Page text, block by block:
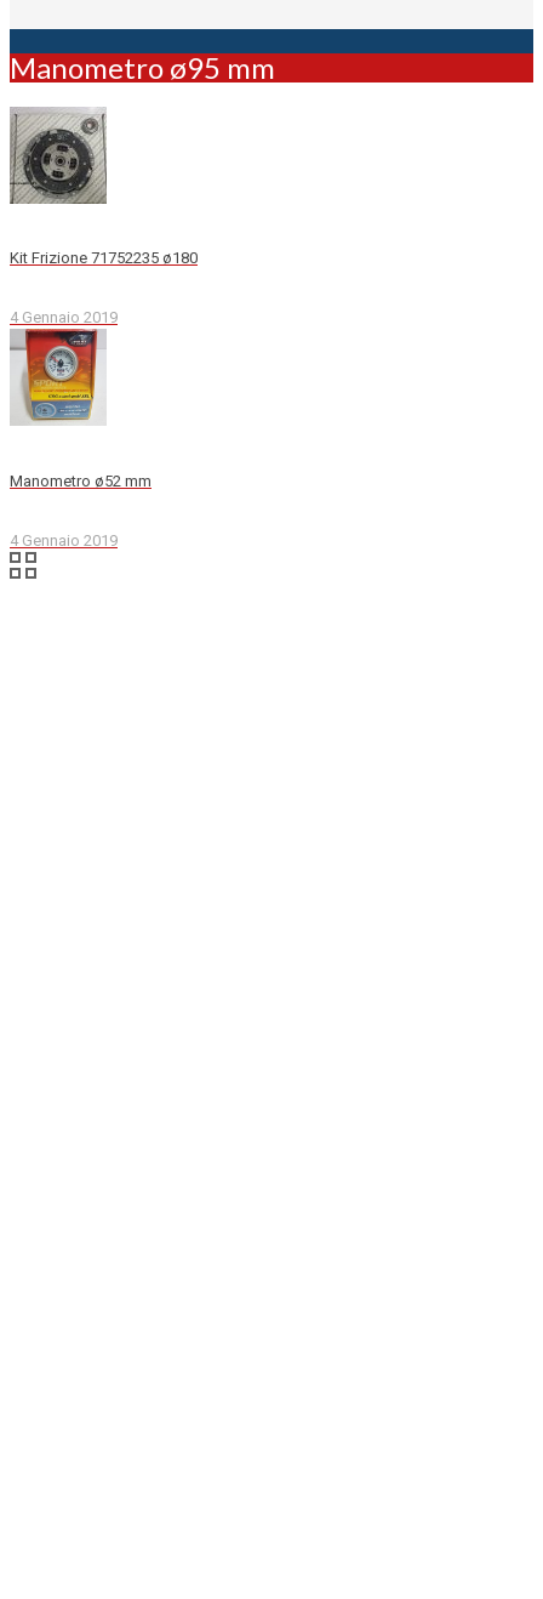
Manometro ø95 mm
Kit Frizione 71752235 ø180
4 Gennaio 2019
Manometro ø52 mm
4 Gennaio 2019